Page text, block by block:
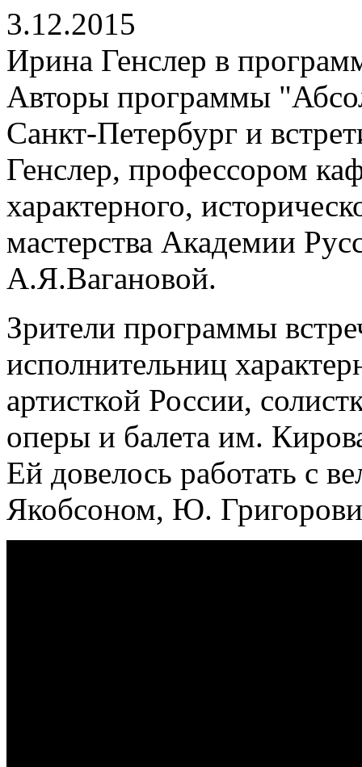
3.12.2015
Ирина Генслер в
Авторы программы
Санкт-Петербург и
Генслер, профессором
характерного,
мастерства Академии
А.Я.Вагановой.
Зрители программы
исполнительниц
артисткой России,
оперы и балета им.
Ей довелось работать с
Якобсоном, Ю.